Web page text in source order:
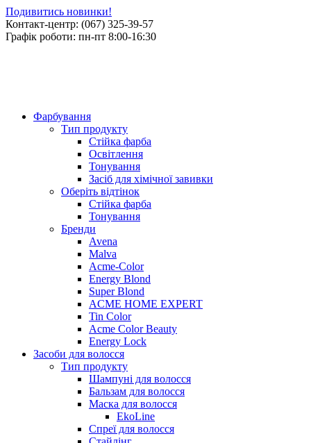
Подивитись новинки!
Контакт-центр: (067) 325-39-57
Графік роботи: пн-пт 8:00-16:30
Фарбування
Тип продукту
Стійка фарба
Освітлення
Тонування
Засіб для хімічної завивки
Оберіть відтінок
Стійка фарба
Тонування
Бренди
Avena
Malva
Acme-Color
Energy Blond
Super Blond
ACME HOME EXPERT
Tin Color
Acme Color Beauty
Energy Lock
Засоби для волосся
Тип продукту
Шампуні для волосся
Бальзам для волосся
Маска для волосся
EkoLine
Спреї для волосся